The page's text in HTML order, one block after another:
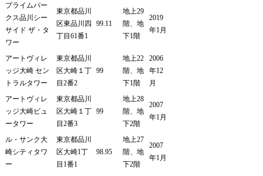
プライムパー
クス品川シー
サイド ザ・タ
ワー
東京都品川
区東品川四
丁目61番1
99.11
地上29
階、地
下1階
2019
年1月
アートヴィレ
ッジ大崎 セン
トラルタワー
東京都品川
区大崎１丁
目2番2
99
地上22
階、地
下1階
2006
年12
月
アートヴィレ
ッジ大崎ビュ
ータワー
東京都品川
区大崎１丁
目2番3
99
地上28
階、地
下2階
2007
年1月
ル・サンク大
崎シティタワ
ー
東京都品川
区大崎1丁
目1番1
98.95
地上27
階、地
下2階
2007
年1月